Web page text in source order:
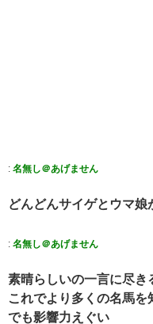
: 名無し＠あげません
どんどんサイゲとウマ
: 名無し＠あげません
素晴らしいの一言に尽き
これでより多くの名馬
でも影響力えぐい